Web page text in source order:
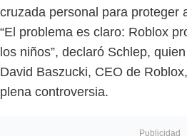
cruzada personal para proteger
“El problema es claro: Roblox
los niños”, declaró Schlep,
David Baszucki, CEO de
plena controversia.